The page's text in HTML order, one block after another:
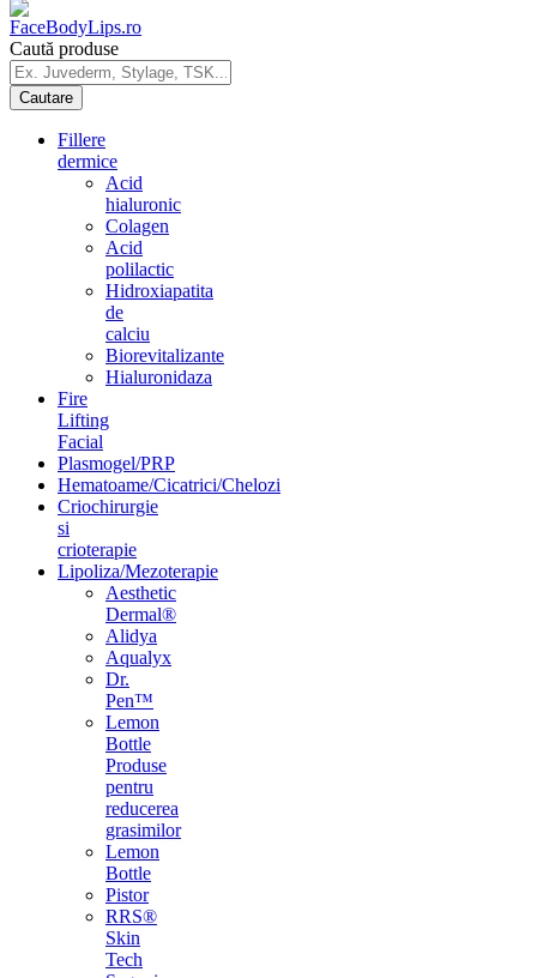
Caută produse
Fillere
dermice
Acid
hialuronic
Colagen
Acid
polilactic
Hidroxiapatita
de
calciu
Biorevitalizante
Hialuronidaza
Fire
Lifting
Facial
Plasmogel/PRP
Hematoame/Cicatrici/Chelozi
Criochirurgie
si
crioterapie
Lipoliza/Mezoterapie
Aesthetic
Dermal®
Alidya
Aqualyx
Dr.
Pen™
Lemon
Bottle
Produse
pentru
reducerea
grasimilor
Lemon
Bottle
Pistor
RRS®
Skin
Tech